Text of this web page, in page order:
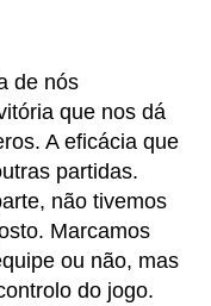
de nós
que nos dá
A eficácia que
partidas.
não tivemos
Marcamos
ou não, mas
do jogo.